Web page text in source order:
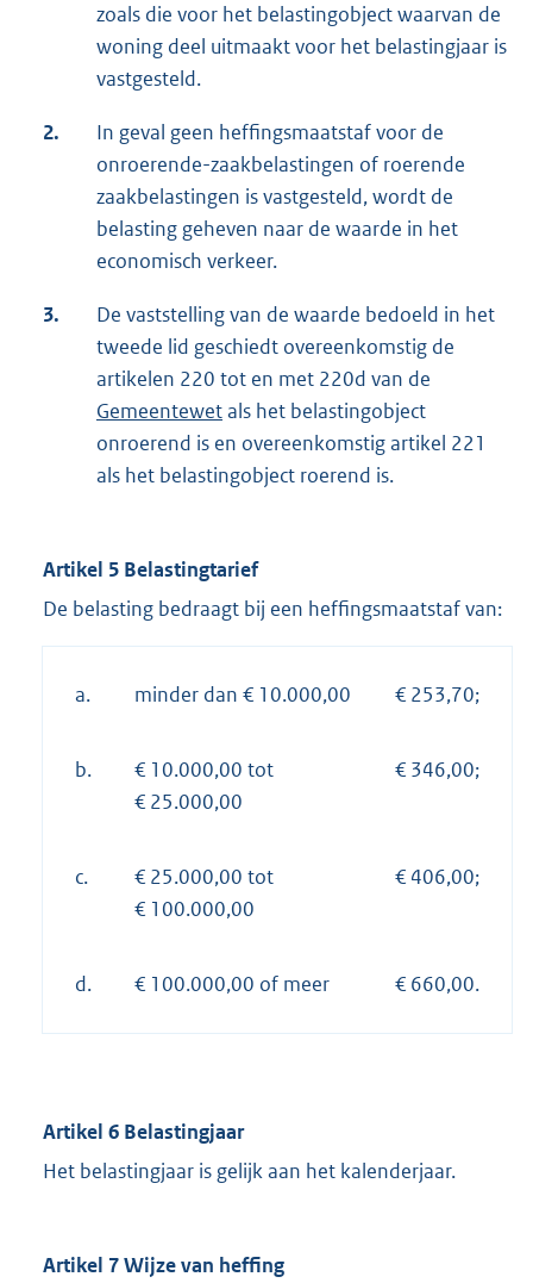
zoals die voor het belastingobject waarvan de
woning deel uitmaakt voor het belastingjaar is
vastgesteld.
2.
In geval geen heffingsmaatstaf voor de
onroerende-zaakbelastingen of roerende
zaakbelastingen is vastgesteld, wordt de
belasting geheven naar de waarde in het
economisch verkeer.
3.
De vaststelling van de waarde bedoeld in het
tweede lid geschiedt overeenkomstig de
artikelen 220 tot en met 220d van de
Gemeentewetals het belastingobject
onroerend is en overeenkomstig artikel 221
als het belastingobject roerend is.
Artikel 5 Belastingtarief
De belasting bedraagt bij een heffingsmaatstaf van:
a. minder dan € 10.000,00 € 253,70;
b.
€ 10.000,00 tot
€ 25.000,00
€ 346,00;
c.
€ 25.000,00 tot
€ 100.000,00
€ 406,00;
d. € 100.000,00 of meer € 660,00.
Artikel 6 Belastingjaar
Het belastingjaar is gelijk aan het kalenderjaar.
Artikel 7 Wijze van heffing